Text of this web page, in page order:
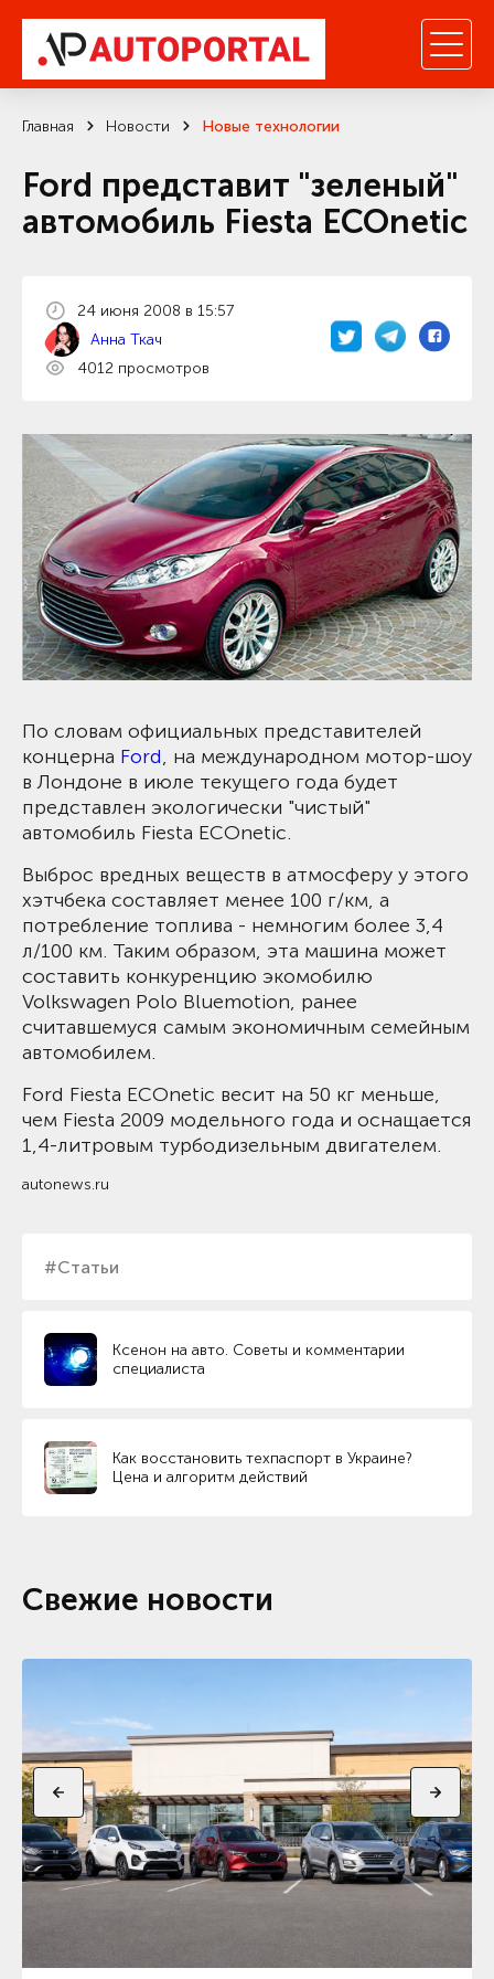
Главная Новости Новые технологии
Ford представит "зеленый"
автомобиль Fiesta ECOnetic
#Статьи
Ксенон на авто. Советы и комментарии
специалиста
Как восстановить техпаспорт в Украине?
Цена и алгоритм действий
24 июня 2008 в 15:57
Анна Ткач
4012 просмотров
По словам официальных представителей
концерна Ford, на международном мотор-шоу
в Лондоне в июле текущего года будет
представлен экологически "чистый"
автомобиль Fiesta ECOnetic.
Выброс вредных веществ в атмосферу у этого
хэтчбека составляет менее 100 г/км, а
потребление топлива - немногим более 3,4
л/100 км. Таким образом, эта машина может
составить конкуренцию экомобилю
Volkswagen Polo Bluemotion, ранее
считавшемуся самым экономичным семейным
автомобилем.
Ford Fiesta ECOnetic весит на 50 кг меньше,
чем Fiesta 2009 модельного года и оснащается
1,4-литровым турбодизельным двигателем.
autonews.ru
Свежие новости